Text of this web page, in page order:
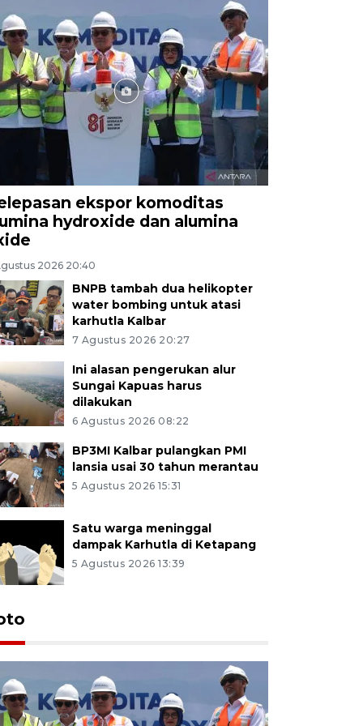
ekspor komoditas
hydroxide dan alumina
2026 20:40
BNPB tambah dua helikopter
water bombing untuk atasi
karhutla Kalbar
7 Agustus 2026 20:27
Ini alasan pengerukan alur
Sungai Kapuas harus
dilakukan
6 Agustus 2026 08:22
BP3MI Kalbar pulangkan PMI
lansia usai 30 tahun merantau
5 Agustus 2026 15:31
Satu warga meninggal
dampak Karhutla di Ketapang
5 Agustus 2026 13:39